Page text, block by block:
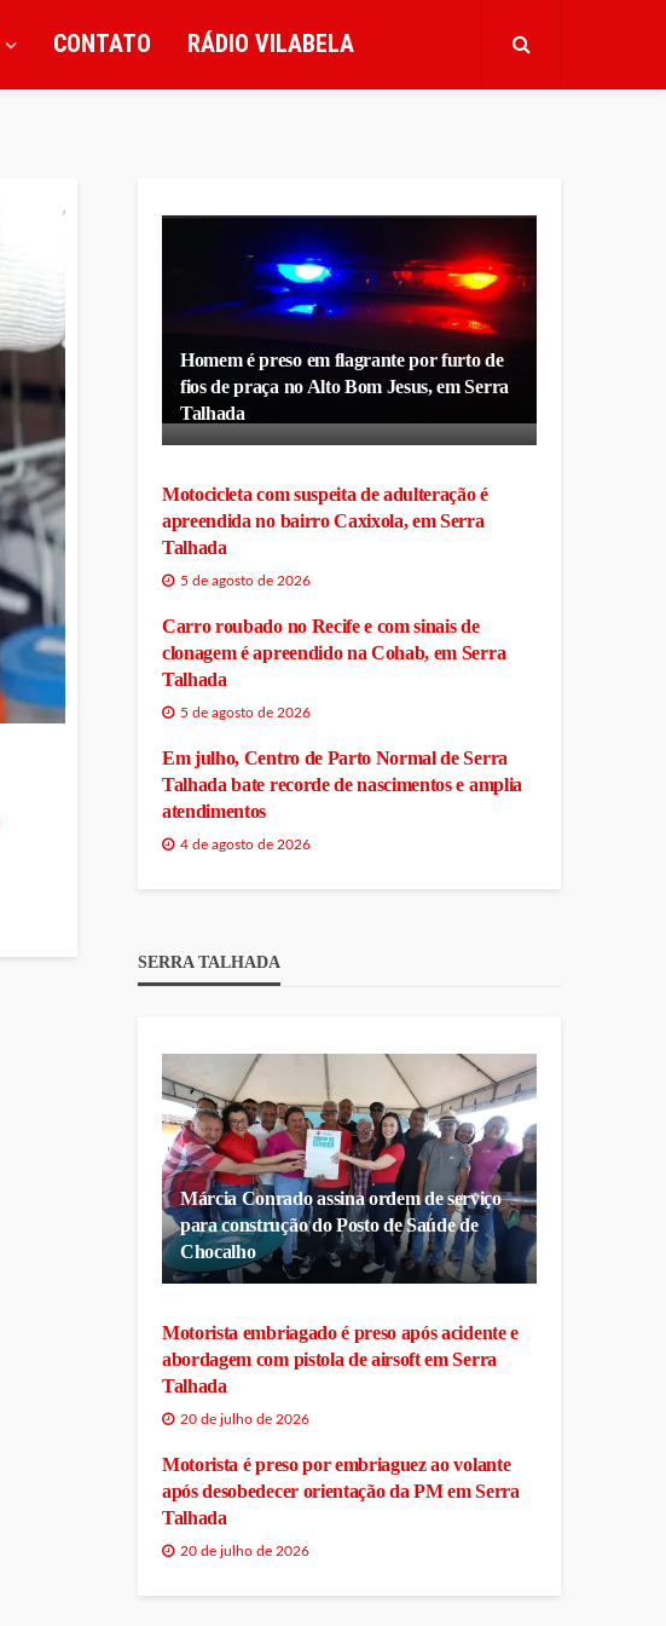
CONTATO RÁDIO VILABELA
Homem é preso em flagrante por furto de
fios de praça no Alto Bom Jesus, em Serra
Talhada
Motocicleta com suspeita de adulteração é
apreendida no bairro Caxixola, em Serra
Talhada
5 de agosto de 2026
Carro roubado no Recife e com sinais de
clonagem é apreendido na Cohab, em Serra
Talhada
5 de agosto de 2026
Em julho, Centro de Parto Normal de Serra
Talhada bate recorde de nascimentos e amplia
atendimentos
4 de agosto de 2026
SERRA TALHADA
Márcia Conrado assina ordem de serviço
para construção do Posto de Saúde de
Chocalho
Motorista embriagado é preso após acidente e
abordagem com pistola de airsoft em Serra
Talhada
20 de julho de 2026
Motorista é preso por embriaguez ao volante
após desobedecer orientação da PM em Serra
Talhada
20 de julho de 2026